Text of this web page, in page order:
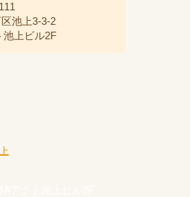
池上3-3-2
池上ビル2F